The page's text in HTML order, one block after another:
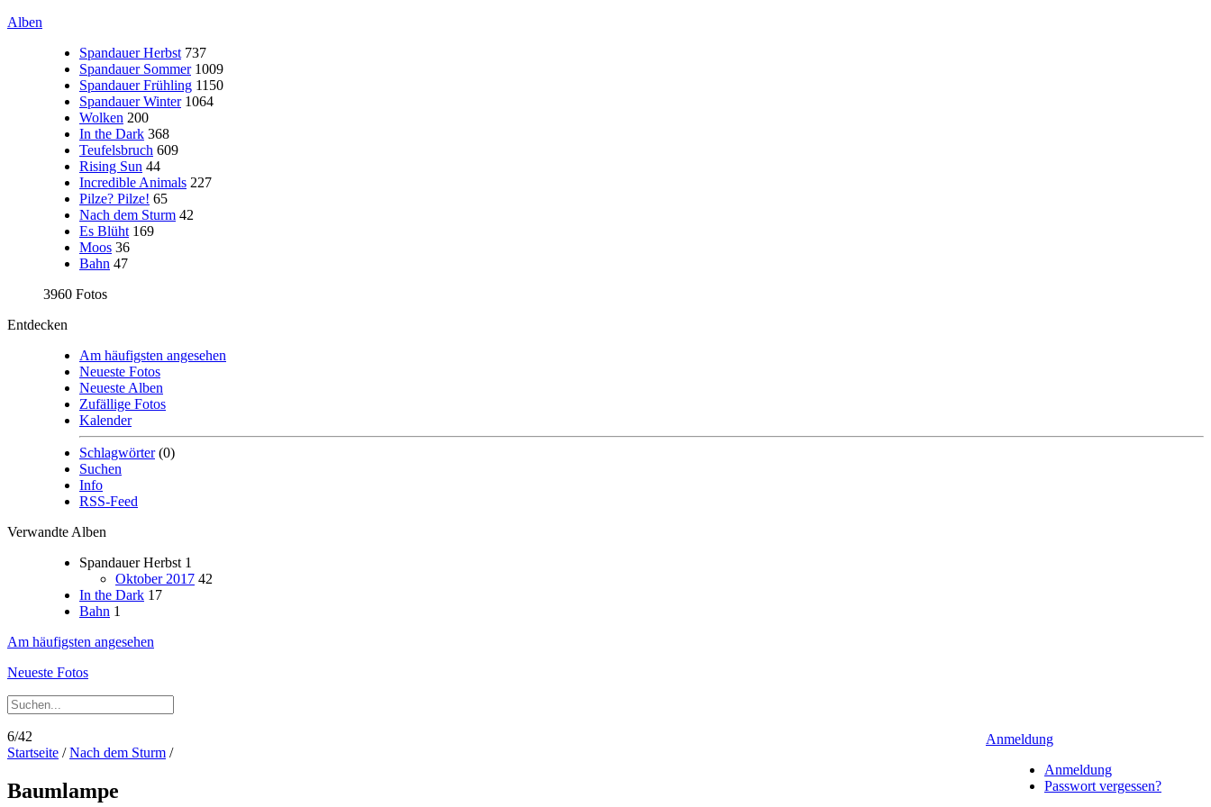
Alben
Spandauer Herbst 737
Spandauer Sommer 1009
Spandauer Frühling 1150
Spandauer Winter 1064
Wolken 200
In the Dark 368
Teufelsbruch 609
Rising Sun 44
Incredible Animals 227
Pilze? Pilze! 65
Nach dem Sturm 42
Es Blüht 169
Moos 36
Bahn 47
3960 Fotos
Entdecken
Am häufigsten angesehen
Neueste Fotos
Neueste Alben
Zufällige Fotos
Kalender
Schlagwörter(0)
Suchen
Info
RSS-Feed
Verwandte Alben
Spandauer Herbst 1
Oktober 2017 42
In the Dark 17
Bahn 1
Am häufigsten angesehen
Neueste Fotos
Anmeldung
Anmeldung
Passwort vergessen?
6/42
Startseite /Nach dem Sturm /
Baumlampe